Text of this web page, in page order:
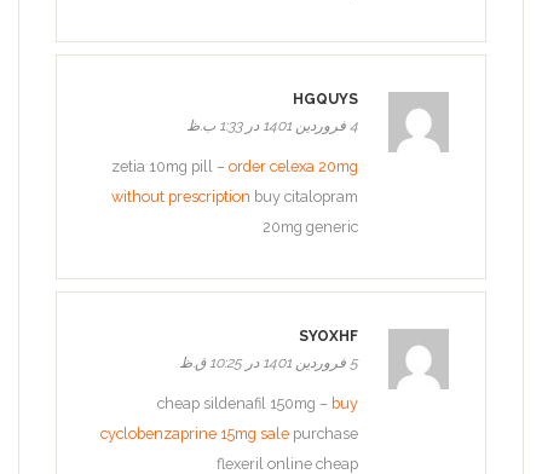
HGQUYS
4 فروردین 1401 در 1:33 ب.ظ
zetia 10mg pill – order celexa 20mg
without prescription buy citalopram
20mg generic
SYOXHF
5 فروردین 1401 در 10:25 ق.ظ
cheap sildenafil 150mg – buy
cyclobenzaprine 15mg sale purchase
flexeril online cheap